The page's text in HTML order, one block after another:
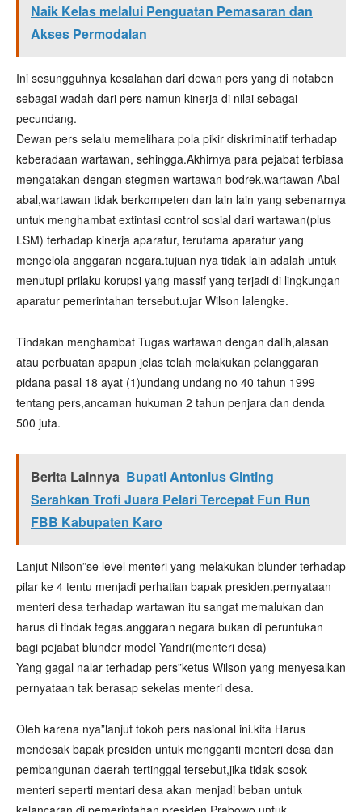
Naik Kelas melalui Penguatan Pemasaran dan
Akses Permodalan
Ini sesungguhnya kesalahan dari dewan pers yang di notaben
sebagai wadah dari pers namun kinerja di nilai sebagai
pecundang.
Dewan pers selalu memelihara pola pikir diskriminatif terhadap
keberadaan wartawan, sehingga.Akhirnya para pejabat terbiasa
mengatakan dengan stegmen wartawan bodrek,wartawan Abal-
abal,wartawan tidak berkompeten dan lain lain yang sebenarnya
untuk menghambat extintasi control sosial dari wartawan(plus
LSM) terhadap kinerja aparatur, terutama aparatur yang
mengelola anggaran negara.tujuan nya tidak lain adalah untuk
menutupi prilaku korupsi yang massif yang terjadi di lingkungan
aparatur pemerintahan tersebut.ujar Wilson lalengke.
Tindakan menghambat Tugas wartawan dengan dalih,alasan
atau perbuatan apapun jelas telah melakukan pelanggaran
pidana pasal 18 ayat (1)undang undang no 40 tahun 1999
tentang pers,ancaman hukuman 2 tahun penjara dan denda
500 juta.
Berita Lainnya Bupati Antonius Ginting
Serahkan Trofi Juara Pelari Tercepat Fun Run
FBB Kabupaten Karo
Lanjut Nilson”se level menteri yang melakukan blunder terhadap
pilar ke 4 tentu menjadi perhatian bapak presiden.pernyataan
menteri desa terhadap wartawan itu sangat memalukan dan
harus di tindak tegas.anggaran negara bukan di peruntukan
bagi pejabat blunder model Yandri(menteri desa)
Yang gagal nalar terhadap pers”ketus Wilson yang menyesalkan
pernyataan tak berasap sekelas menteri desa.
Oleh karena nya”lanjut tokoh pers nasional ini.kita Harus
mendesak bapak presiden untuk mengganti menteri desa dan
pembangunan daerah tertinggal tersebut,jika tidak sosok
menteri seperti mentari desa akan menjadi beban untuk